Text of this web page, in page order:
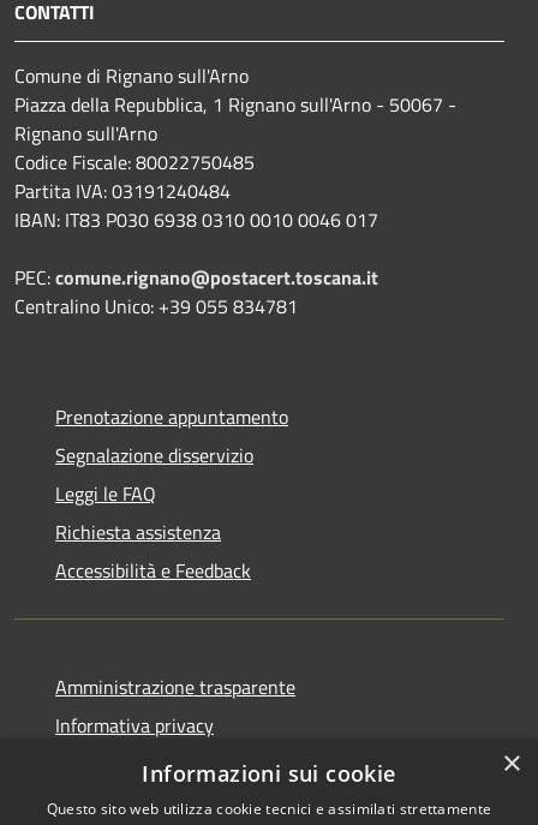
CONTATTI
Comune di Rignano sull'Arno
Piazza della Repubblica, 1 Rignano sull'Arno - 50067 -
Rignano sull'Arno
Codice Fiscale: 80022750485
Partita IVA: 03191240484
IBAN: IT83 P030 6938 0310 0010 0046 017
PEC:comune.rignano@postacert.toscana.it
Centralino Unico: +39 055 834781
Prenotazione appuntamento
Segnalazione disservizio
Leggi le FAQ
Richiesta assistenza
Accessibilità e Feedback
Amministrazione trasparente
Informativa privacy
×
Informazioni sui cookie
Questo sito web utilizza cookie tecnici e assimilati strettamente